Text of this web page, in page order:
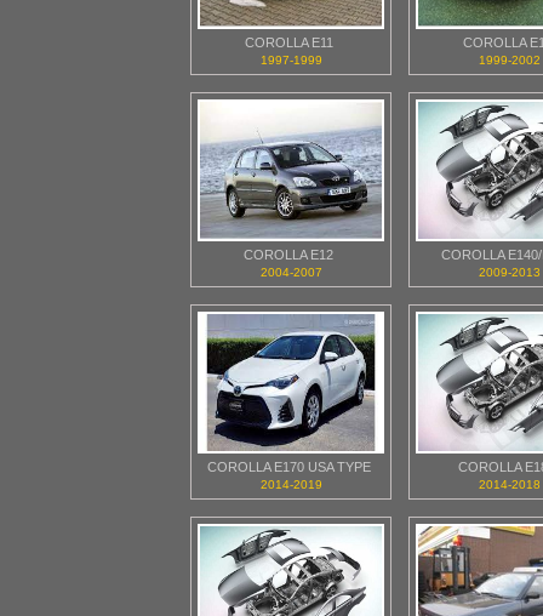
COROLLA E11
1997-1999
COROLLA
1999-2002
COROLLA E12
2004-2007
COROLLA
2009-2013
COROLLA E170 USA TYPE
2014-2019
COROLLA
2014-2018